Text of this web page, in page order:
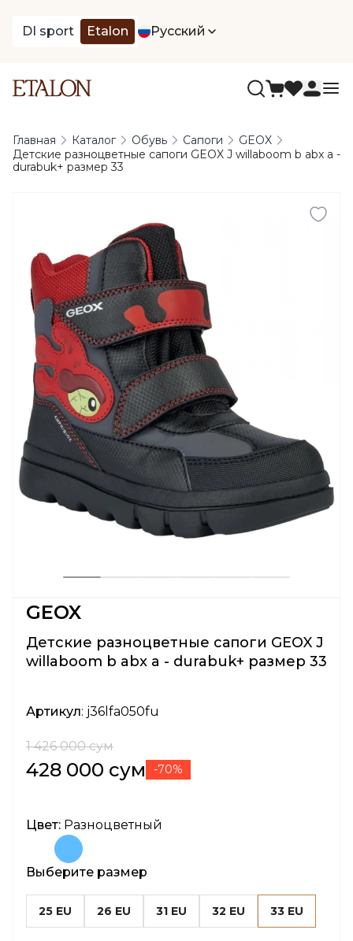
DI sport Etalon Русский
Главная Каталог Обувь Сапоги
GEOX
Детские разноцветные сапоги GEOX J willaboom b abx a -
durabuk+ размер 33
GEOX
Детские разноцветные сапоги GEOX J
willaboom b abx a - durabuk+ размер 33
Артикул: j36lfa050fu
1 426 000 сум
428 000 сум -70%
Цвет: Разноцветный
Выберите размер
25 EU 26 EU 31 EU 32 EU 33 EU